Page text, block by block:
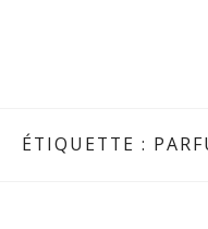
ÉTIQUETTE :